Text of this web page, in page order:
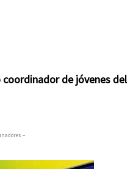
de jóvenes del
–